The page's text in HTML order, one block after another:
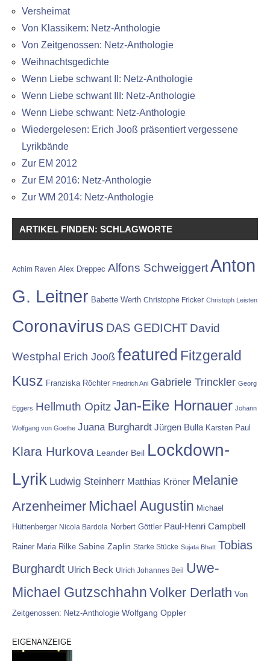
Versheimat
Von Klassikern: Netz-Anthologie
Von Zeitgenossen: Netz-Anthologie
Weihnachtsgedichte
Wenn Liebe schwant II: Netz-Anthologie
Wenn Liebe schwant III: Netz-Anthologie
Wenn Liebe schwant: Netz-Anthologie
Wiedergelesen: Erich Jooß präsentiert vergessene
Lyrikbände
Zur EM 2012
Zur EM 2016: Netz-Anthologie
Zur WM 2014: Netz-Anthologie
ARTIKEL FINDEN: SCHLAGWORTE
Achim Raven Alex Dreppec Alfons SchweiggertAnton
G. Leitner Babette Werth Christophe Fricker Christoph Leisten
Coronavirus DAS GEDICHT David
Westphal Erich Jooß featured Fitzgerald
Kusz Franziska Röchter Friedrich Ani Gabriele Trinckler Georg
Eggers Hellmuth Opitz Jan-Eike Hornauer Johann
Wolfgang von Goethe Juana Burghardt Jürgen Bulla Karsten Paul
Klara Hurkova Leander Beil Lockdown-
Lyrik Ludwig Steinherr Matthias Kröner Melanie
Arzenheimer Michael Augustin Michael
Hüttenberger Nicola Bardola Norbert Göttler Paul-Henri Campbell
Rainer Maria Rilke Sabine Zaplin Starke Stücke Sujata Bhatt Tobias
Burghardt Ulrich Beck Ulrich Johannes Beil Uwe-
Michael Gutzschhahn Volker Derlath Von
Zeitgenossen: Netz-Anthologie Wolfgang Oppler
EIGENANZEIGE